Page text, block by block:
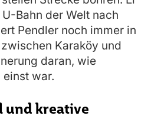
Bahn der Welt nach
Pendler noch immer in
Karaköy und
daran, wie
war.
kreative